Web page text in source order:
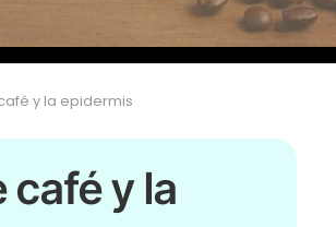
y la epidermis
café y la